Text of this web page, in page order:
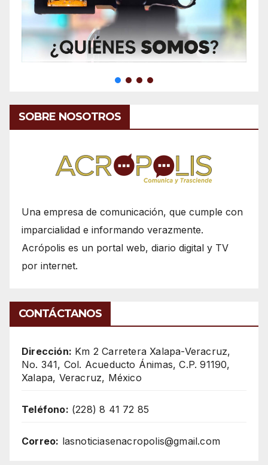
SOBRE NOSOTROS
Una empresa de comunicación, que cumple con
imparcialidad e informando verazmente.
Acrópolis es un portal web, diario digital y TV
por internet.
CONTÁCTANOS
Dirección: Km 2 Carretera Xalapa-Veracruz,
No. 341, Col. Acueducto Ánimas, C.P. 91190,
Xalapa, Veracruz, México
Teléfono: (228) 8 41 72 85
Correo: lasnoticiasenacropolis@gmail.com